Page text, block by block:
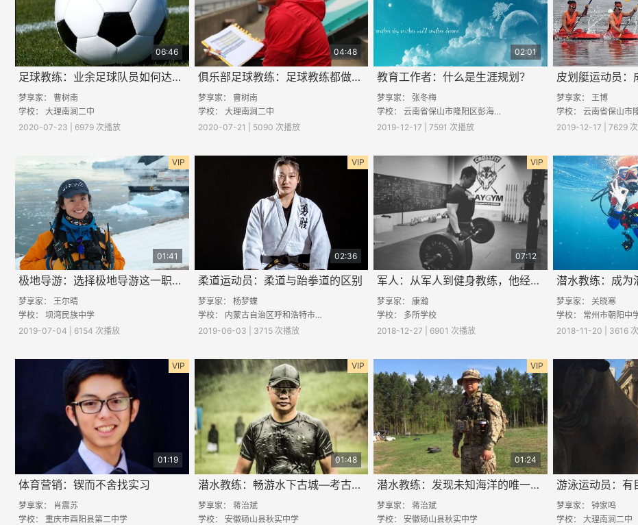
06:46
足球教练：业余足球队员如何达到职业球员的水平
梦享家： 曹树南
学校： 大理南涧二中
2020-07-23 | 6979 次播放
04:48
俱乐部足球教练：足球教练都做些什么？
梦享家： 曹树南
学校： 大理南涧二中
2020-07-21 | 5090 次播放
02:01
教育工作者：什么是生涯规划？
梦享家： 张冬梅
学校：云南省保山市隆阳区彭海中学
2019-12-17 | 7591 次播放
梦享家： 王博
学校： 云南省保山市隆
2019-12-17 | 7629
VIP
01:41
极地导游：选择极地导游这一职业的快乐之处
梦享家： 王尔晴
学校： 坝湾民族中学
2019-07-04 | 6154 次播放
VIP
02:36
柔道运动员：柔道与跆拳道的区别
梦享家： 杨梦蝶
学校： 内蒙古自治区呼和浩特市第二十七中学
2019-06-03 | 3715 次播放
VIP
07:12
军人：从军人到健身教练，他经历了什么？
梦享家：康瀚
学校： 多所学校
2018-12-27 | 6901 次播放
潜水教练：成为
梦享家： 关晓寒
学校： 常州市朝阳中
2018-11-20 | 3616
VIP
01:19
体育营销：锲而不舍找实习
梦享家：
肖震苏
学校： 重庆市酉阳县第二中学
VIP
01:48
潜水教练：畅游水下古城—考古潜水
梦享家： 蒋治斌
学校： 安徽砀山县秋实中学
VIP
01:24
潜水教练：发现未知海洋的唯一途径
梦享家：蒋治斌
学校： 安徽砀山县秋实中学
游泳运动员：有
梦享家： 钟家鸣
学校： 大理南涧二中